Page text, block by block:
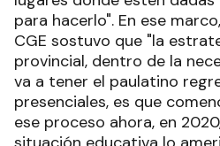
para hacerlo". En ese
CGE sostuvo que "la
provincial, dentro de la
va a tener el paulatino
presenciales, es que
ese proceso ahora, en